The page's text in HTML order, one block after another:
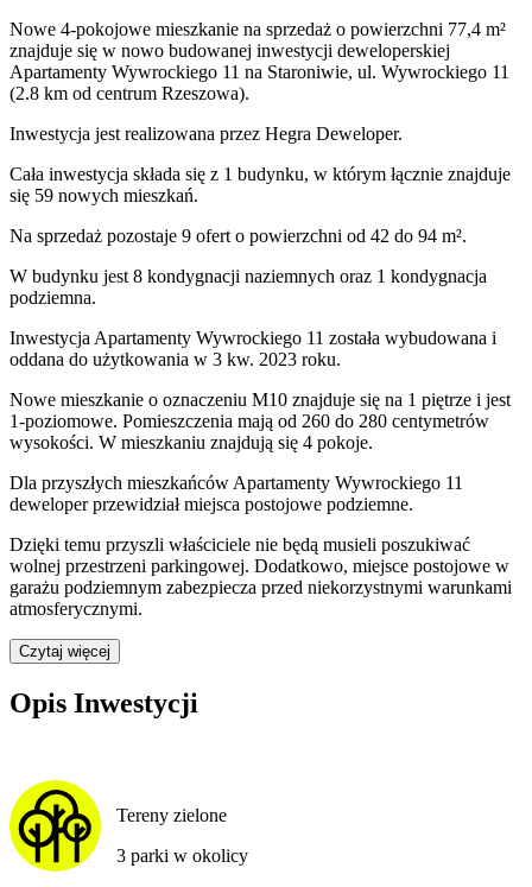
Nowe 4-pokojowe mieszkanie na sprzedaż o powierzchni 77,4 m²
znajduje się w nowo budowanej inwestycji deweloperskiej
Apartamenty Wywrockiego 11 na Staroniwie, ul. Wywrockiego 11
(2.8 km od centrum Rzeszowa).
Inwestycja jest realizowana przez Hegra Deweloper.
Cała inwestycja składa się z 1 budynku, w którym łącznie znajduje
się 59 nowych mieszkań.
Na sprzedaż pozostaje 9 ofert o powierzchni od 42 do 94 m².
W budynku jest 8 kondygnacji naziemnych oraz 1 kondygnacja
podziemna.
Inwestycja Apartamenty Wywrockiego 11 została wybudowana i
oddana do użytkowania w 3 kw. 2023 roku.
Nowe mieszkanie o oznaczeniu M10 znajduje się na 1 piętrze i jest
1-poziomowe. Pomieszczenia mają od 260 do 280 centymetrów
wysokości. W mieszkaniu znajdują się 4 pokoje.
Dla przyszłych mieszkańców Apartamenty Wywrockiego 11
deweloper przewidziałmiejsca postojowe podziemne.
Dzięki temu przyszli właściciele nie będą musieli poszukiwać
wolnej przestrzeni parkingowej. Dodatkowo, miejsce postojowe w
garażu podziemnym zabezpiecza przed niekorzystnymi warunkami
atmosferycznymi.
Czytaj więcej
Opis Inwestycji
Tereny zielone
3 parki w okolicy